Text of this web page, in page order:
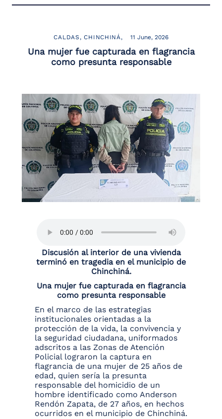
CALDAS CHINCHINÁ 11 June, 2026
Una mujer fue capturada en flagrancia
como presunta responsable
Discusión al interior de una vivienda
terminó en tragedia en el municipio de
Chinchiná.
Una mujer fue capturada en flagrancia
como presunta responsable
En el marco de las estrategias
institucionales orientadas a la
protección de la vida, la convivencia y
la seguridad ciudadana, uniformados
adscritos a las Zonas de Atención
Policial lograron la captura en
flagrancia de una mujer de 25 años de
edad, quien sería la presunta
responsable del homicidio de un
hombre identificado como Anderson
Rendón Zapata, de 27 años, en hechos
ocurridos en el municipio de Chinchiná.